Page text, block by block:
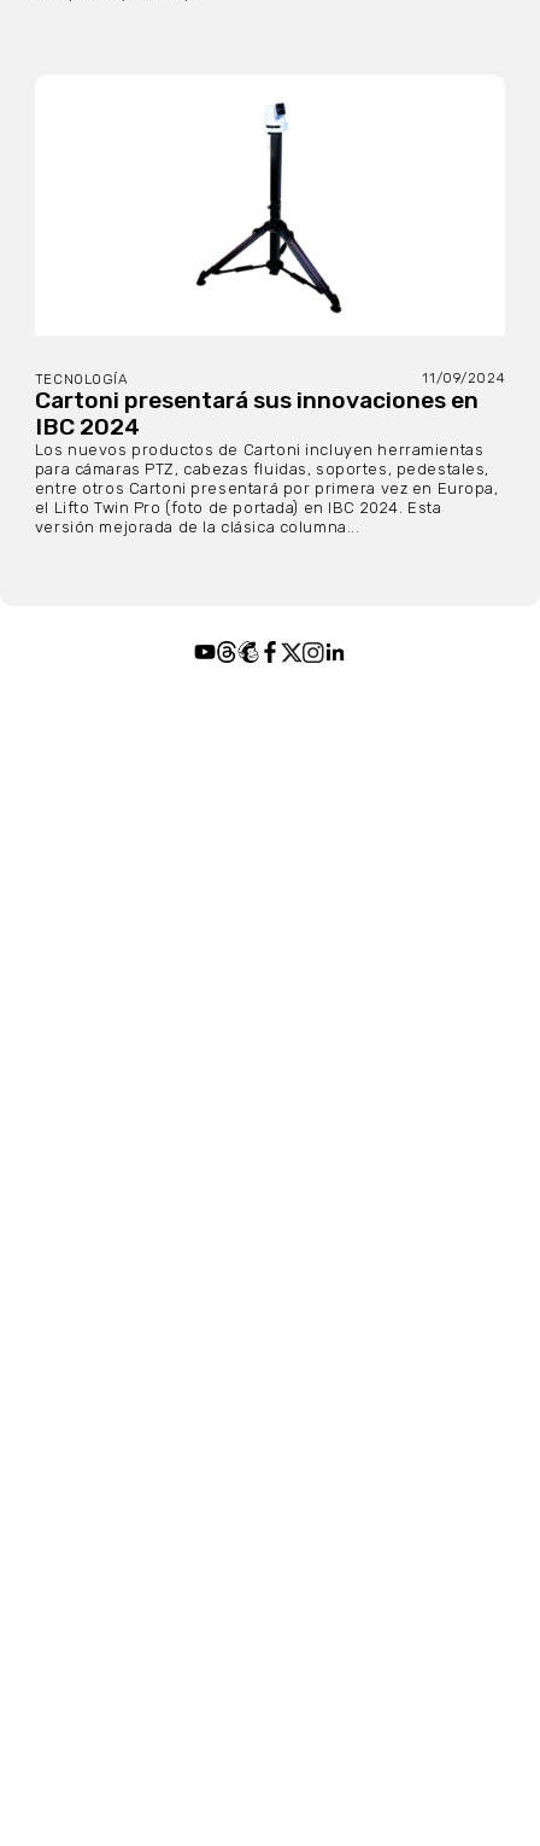
TECNOLOGÍA 11/09/2024
Cartoni presentará sus innovaciones en
IBC 2024
Los nuevos productos de Cartoni incluyen herramientas
para cámaras PTZ, cabezas fluidas, soportes, pedestales,
entre otros Cartoni presentará por primera vez en Europa,
el Lifto Twin Pro (foto de portada) en IBC 2024. Esta
versión mejorada de la clásica columna...